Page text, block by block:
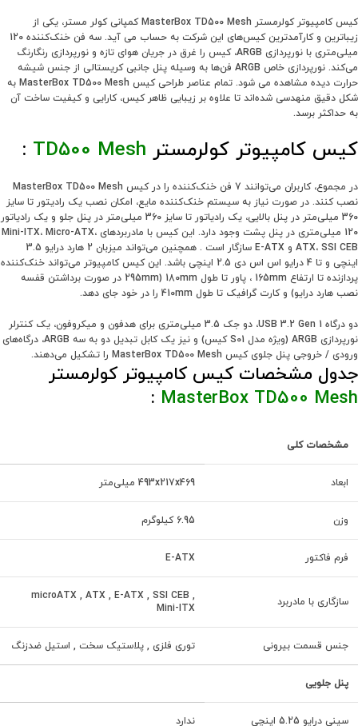
کیس کامپیوتر کولرمستر MasterBox TD500 Mesh کمپانی کولر مستر، یکی از
زیباترین و کارآمدترین کیس‌های این شرکت به حساب می آید. سه فن خنک‌کننده 120
میلی‌متری با نورپردازی ARGB، کیس را غرق در جریان هوای تازه و نورپردازی رنگارنگ
می‌کند. نورپردازی خاص ARGB فن‌ها به وسیله پنل جانبی کریستالی از جنس شیشه
حرارت دیده مشاهده می شود. تمام عناصر طراحی کیس MasterBox TD500 Mesh به
شکل دقیق منهدسی شده‌اند تا علاوه بر زیبایی ظاهر کیس، کارایی و کیفیت ساخت آن
به حداکثر برسد.
کیس کامپیوتر کولرمستر TD500 Mesh
:
در مجموع، کاربران می‌توانند 7 فن خنک‌کننده را در کیس MasterBox TD500 Mesh
نصب کنند. در صورت نیاز به سیستم خنک‌کننده مایع، امکان نصب یک رادیتور تا سایز
360 میلی‌متر در پنل بالایی، یک رادیاتور تا سایز 360 میلی‌متر در پنل جلو و یک رادیاتور
120 میلی‌متری در پنل پشت وجود دارد. این کیس با مادربردهای Mini-ITX، Micro-ATX،
ATX، SSI CEB و E-ATX سازگار است . همچنین می‌تواند میزبان 2 هارد درایو 3.5
اینچی و تا 4 درایو اس اس دی 2.5 اینچی باشد. این کیس کامپیوتر می‌تواند خنک‌کننده
پردازنده تا ارتفاع 165mm ، پاور تا طول 180mm (295mm در صورت برداشتن قفسه
نصب هارد درایو) و کارت گرافیک تا طول 410mm را در خود جای دهد.
دو درگاه USB 3.2 Gen 1، دو جک 3.5 میلی‌متری برای هدفون و میکروفون، یک کنترلر
نورپردازی ARGB (ویژه مدل S01 کیس) و نیز یک کابل تبدیل دو به سه ARGB، درگاه‌های
ورودی / خروجی پنل جلوی کیس MasterBox TD500 Mesh را تشکیل می‌دهند.
جدول مشخصات کیس کامپیوتر کولرمستر
MasterBox TD500 Mesh
:
مشخصات کلی
ابعاد 493x217x469 میلی‌متر
وزن 6.95 کیلوگرم
فرم فاکتور E-ATX
سازگاری با مادربرد
microATX , ATX , E-ATX , SSI CEB ,
Mini-ITX
جنس قسمت بیرونی توری فلزی , پلاستیک سخت , استیل ضدزنگ
پنل جلویی
سینی درایو 5.25 اینچی ندارد